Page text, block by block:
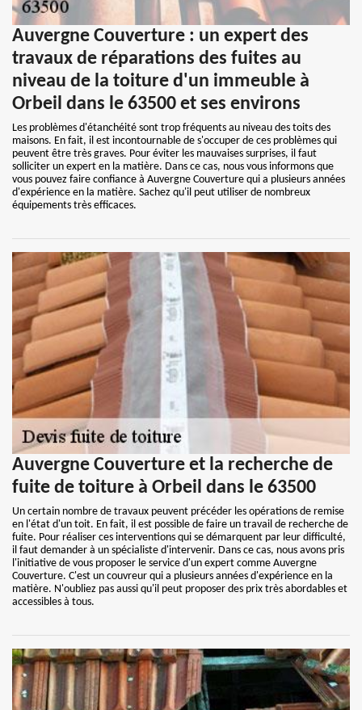
Auvergne Couverture : un expert des
travaux de réparations des fuites au
niveau de la toiture d'un immeuble à
Orbeil dans le 63500 et ses environs
Les problèmes d'étanchéité sont trop fréquents au niveau des toits des
maisons. En fait, il est incontournable de s'occuper de ces problèmes qui
peuvent être très graves. Pour éviter les mauvaises surprises, il faut
solliciter un expert en la matière. Dans ce cas, nous vous informons que
vous pouvez faire confiance à Auvergne Couverture qui a plusieurs années
d'expérience en la matière. Sachez qu'il peut utiliser de nombreux
équipements très efficaces.
Auvergne Couverture et la recherche de
fuite de toiture à Orbeil dans le 63500
Un certain nombre de travaux peuvent précéder les opérations de remise
en l'état d'un toit. En fait, il est possible de faire un travail de recherche de
fuite. Pour réaliser ces interventions qui se démarquent par leur difficulté,
il faut demander à un spécialiste d'intervenir. Dans ce cas, nous avons pris
l'initiative de vous proposer le service d'un expert comme Auvergne
Couverture. C'est un couvreur qui a plusieurs années d'expérience en la
matière. N'oubliez pas aussi qu'il peut proposer des prix très abordables et
accessibles à tous.